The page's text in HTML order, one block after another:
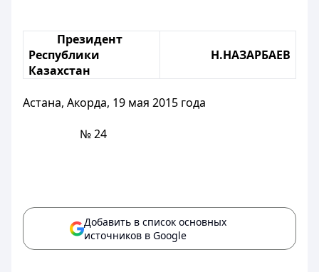
Президент
Республики
Казахстан
Н.НАЗАРБАЕВ
Астана, Акорда, 19 мая 2015 года
№ 24
Добавить в список основных
источников в Google